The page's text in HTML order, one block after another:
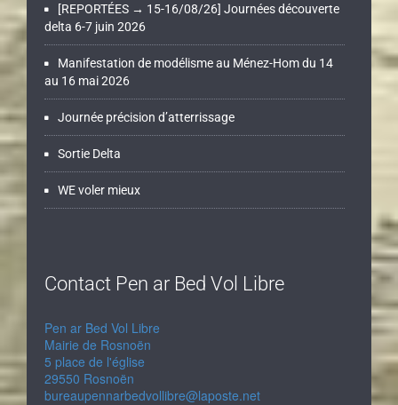
[REPORTÉES → 15-16/08/26] Journées découverte
delta 6-7 juin 2026
Manifestation de modélisme au Ménez-Hom du 14
au 16 mai 2026
Journée précision d’atterrissage
Sortie Delta
WE voler mieux
Contact Pen ar Bed Vol Libre
Pen ar Bed Vol Libre
Mairie de Rosnoën
5 place de l'église
29550 Rosnoën
bureaupennarbedvollibre@laposte.net